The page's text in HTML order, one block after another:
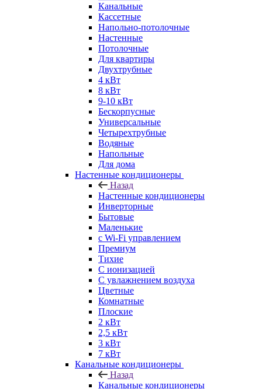
Канальные
Кассетные
Напольно-потолочные
Настенные
Потолочные
Для квартиры
Двухтрубные
4 кВт
8 кВт
9-10 кВт
Бескорпусные
Универсальные
Четырехтрубные
Водяные
Напольные
Для дома
Настенные кондиционеры
Назад
Настенные кондиционеры
Инверторные
Бытовые
Маленькие
с Wi-Fi управлением
Премиум
Тихие
С ионизацией
С увлажнением воздуха
Цветные
Комнатные
Плоские
2 кВт
2,5 кВт
3 кВт
7 кВт
Канальные кондиционеры
Назад
Канальные кондиционеры